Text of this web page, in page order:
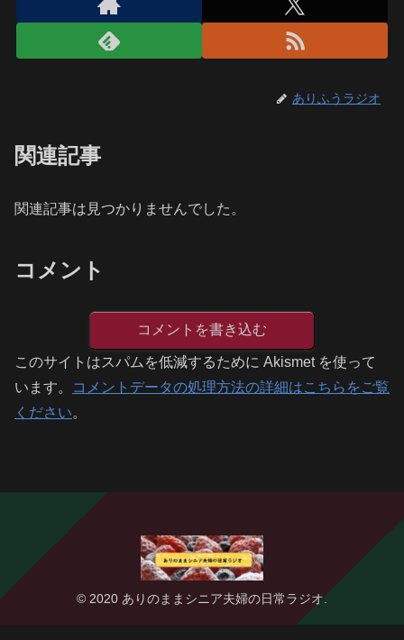
ありふうラジオ
関連記事
関連記事は見つかりませんでした。
コメント
コメントを書き込む
このサイトはスパムを低減するために Akismet を使って
います。
コメントデータの処理方法の詳細はこちらをご覧
ください。
© 2020 ありのままシニア夫婦の日常ラジオ.